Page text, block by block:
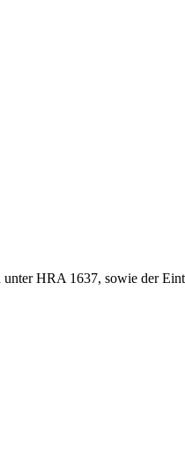
HRA 1637, sowie der